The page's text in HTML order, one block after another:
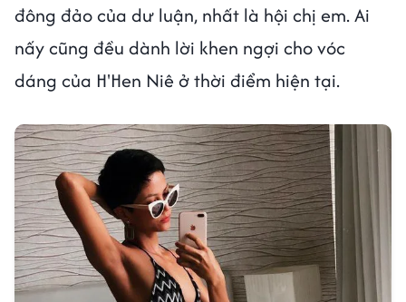
đông đảo của dư luận, nhất là hội chị em. Ai
nấy cũng đều dành lời khen ngợi cho vóc
dáng của H'Hen Niê ở thời điểm hiện tại.